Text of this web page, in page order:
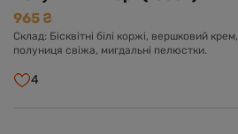
965 ₴
Склад: Бісквітні білі коржі, вершковий крем,
полуниця свіжа, мигдальні пелюстки.
4